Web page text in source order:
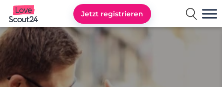
Lovescout24
Jetzt registrieren